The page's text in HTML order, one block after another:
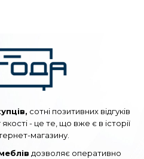
сотні позитивних відгуків
- це те, що вже є в історії
магазину.
дозволяє оперативно